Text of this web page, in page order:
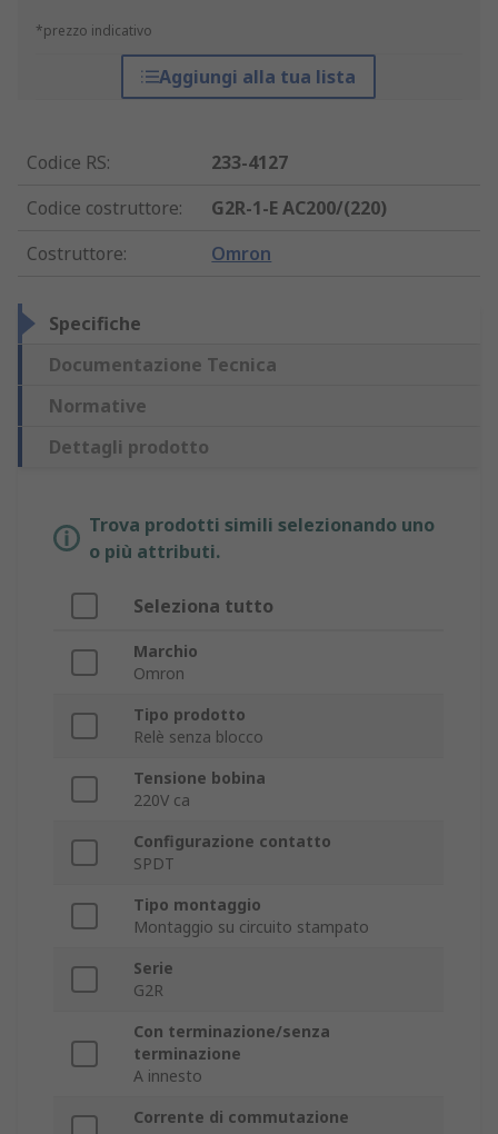
*prezzo indicativo
Aggiungi alla tua lista
Codice RS:
233-4127
Codice costruttore:
G2R-1-E AC200/(220)
Costruttore: Omron
Specifiche
Documentazione Tecnica
Normative
Dettagli prodotto
Trova prodotti simili selezionando uno
o più attributi.
Seleziona tutto
Marchio
Omron
Tipo prodotto
Relè senza blocco
Tensione bobina
220V ca
Configurazione contatto
SPDT
Tipo montaggio
Montaggio su circuito stampato
Serie
G2R
Con terminazione/senza
terminazione
A innesto
Corrente di commutazione